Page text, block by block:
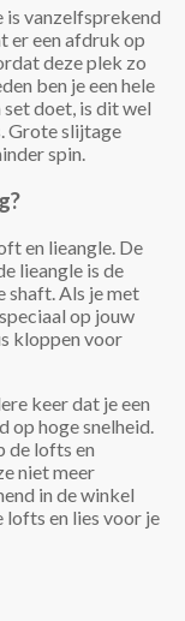
is vanzelfsprekend
er een afdruk op
deze plek zo
ben je een hele
doet, is dit wel
Grote slijtage
spin.
en lieangle. De
lieangle is de
shaft. Als je met
op jouw
kloppen voor
keer dat je een
op hoge snelheid.
de lofts en
niet meer
in de winkel
lofts en lies voor je